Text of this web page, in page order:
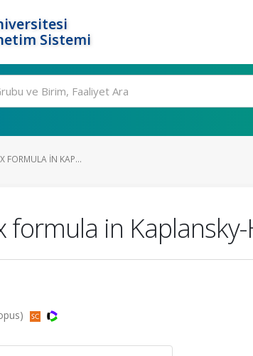
Sistemi
FORMULA IN KAP...
formula in